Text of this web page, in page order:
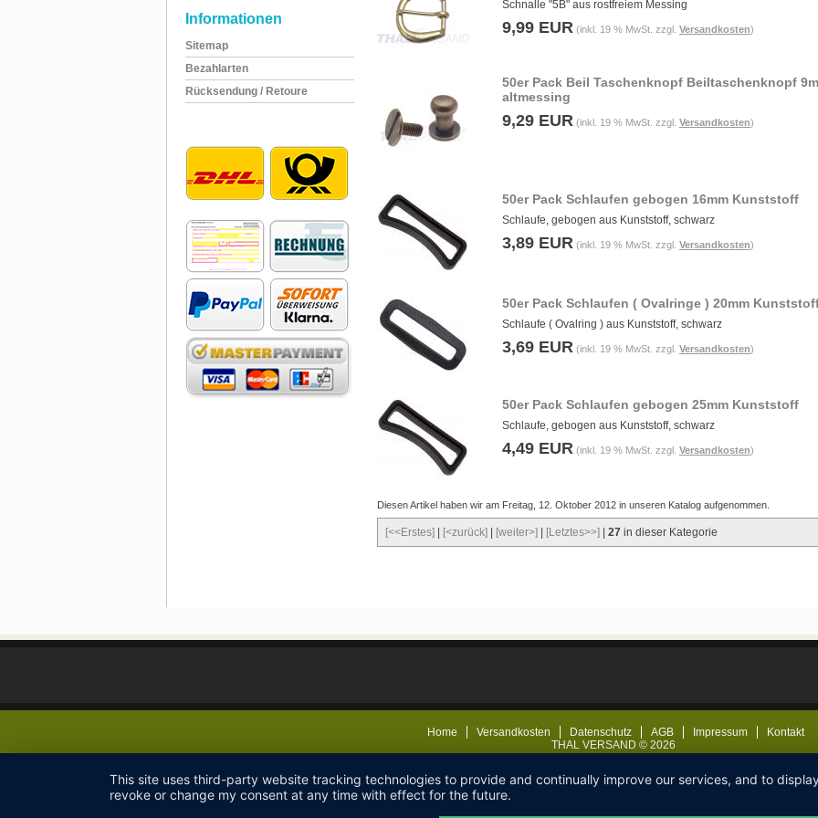
Informationen
Sitemap
Bezahlarten
Rücksendung / Retoure
Schnalle "5B" aus rostfreiem Messing
9,99 EUR (inkl. 19 % MwSt. zzgl. Versandkosten)
50er Pack Beil Taschenknopf Beiltaschenknopf
altmessing
9,29 EUR (inkl. 19 % MwSt. zzgl. Versandkosten)
50er Pack Schlaufen gebogen 16mm Kunststoff
Schlaufe, gebogen aus Kunststoff, schwarz
3,89 EUR (inkl. 19 % MwSt. zzgl. Versandkosten)
50er Pack Schlaufen ( Ovalringe ) 20mm
Schlaufe ( Ovalring ) aus Kunststoff, schwarz
3,69 EUR (inkl. 19 % MwSt. zzgl. Versandkosten)
50er Pack Schlaufen gebogen 25mm Kunststoff
Schlaufe, gebogen aus Kunststoff, schwarz
4,49 EUR (inkl. 19 % MwSt. zzgl. Versandkosten)
Diesen Artikel haben wir am Freitag, 12. Oktober 2012 in unseren Katalog aufgenommen.
[<<Erstes] [<zurück] [weiter>] [Letztes>>] 27 in dieser Kategorie
Home Versandkosten Datenschutz AGB Impressum
Kontakt
THAL VERSAND © 2026
This site uses third-party website tracking technologies to provide and continually improve our services, and to
revoke or change my consent at any time with effect for the future.